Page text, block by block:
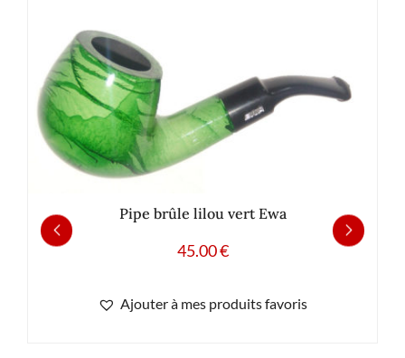
Pipe brûle lilou vert Ewa
45.00€
Ajouter à mes produits favoris